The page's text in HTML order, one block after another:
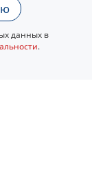
данных в
.